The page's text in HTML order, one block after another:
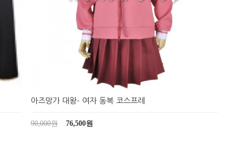
아즈망가 대왕- 여자 동복 코스프레
90,000원 76,500원